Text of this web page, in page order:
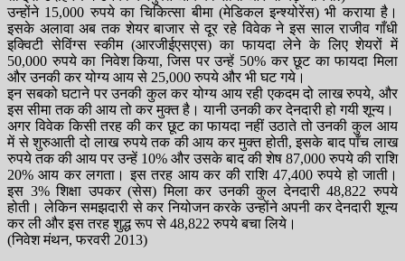
उन्होंने 15,000 रुपये का चिकित्सा बीमा (मेडिकल इन्श्योरेंस) भी कराया है।
इसके अलावा अब तक शेयर बाजार से दूर रहे विवेक ने इस साल राजीव गाँधी
इक्विटी सेविंग्स स्कीम (आरजीईएसएस) का फायदा लेने के लिए शेयरों में
50,000 रुपये का निवेश किया, जिस पर उन्हें 50% कर छूट का फायदा मिला
और उनकी कर योग्य आय से 25,000 रुपये और भी घट गये।
इन सबको घटाने पर उनकी कुल कर योग्य आय रही एकदम दो लाख रुपये, और
इस सीमा तक की आय तो कर मुक्त है। यानी उनकी कर देनदारी हो गयी शून्य।
अगर विवेक किसी तरह की कर छूट का फायदा नहीं उठाते तो उनकी कुल आय
में से शुरुआती दो लाख रुपये तक की आय कर मुक्त होती, इसके बाद पाँच लाख
रुपये तक की आय पर उन्हें 10% और उसके बाद की शेष 87,000 रुपये की राशि
20% आय कर लगता। इस तरह आय कर की राशि 47,400 रुपये हो जाती।
इस 3% शिक्षा उपकर (सेस) मिला कर उनकी कुल देनदारी 48,822 रुपये
होती। लेकिन समझदारी से कर नियोजन करके उन्होंने अपनी कर देनदारी शून्य
कर ली और इस तरह शुद्ध रूप से 48,822 रुपये बचा लिये।
(निवेश मंथन, फरवरी 2013)